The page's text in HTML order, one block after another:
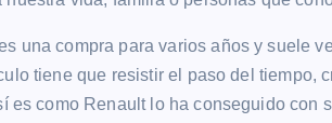
una compra para varios años y suele
tiene que resistir el paso del tiempo,
es como Renault lo ha conseguido con